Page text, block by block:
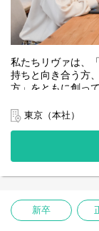
社員だけではなく
できる機会です。
あなたの「未来を
お申込後、順次参
ぜひ気軽にご応募
ーーーーーーーー
＜会社やサービス
https://
■サービスについて
https://
※定期的に、目標
やキャリアなどに
表・人事との面談
私たちリヴァは、
持ちと向き合う方
方」をともに創っ
社会課題の解決に
たい事が明確に決
ら、ご自身のやり
まずは希望や適性
社のスタンスを学
東京（本社）
新卒